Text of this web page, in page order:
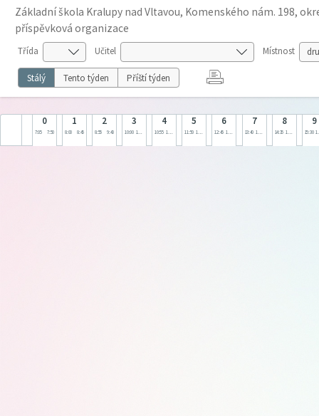
Základní škola Kralupy nad Vltavou, Komenského nám. 198,
příspěvková organizace
Třída Učitel Místnost
Stálý Tento týden Příští týden
0
7:05 7:50
1
8:00 8:45
2
8:55 9:40
3
10:00 10:45
4
10:55 11:40
5
11:50 12:35
6
12:45 13:30
7
13:40 14:25
8
14:35 15:20
9
15:30